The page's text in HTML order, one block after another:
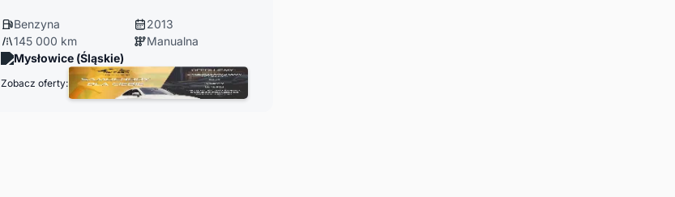
Benzyna
2013
145 000 km
Manualna
Mysłowice (Śląskie)
Zobacz oferty: